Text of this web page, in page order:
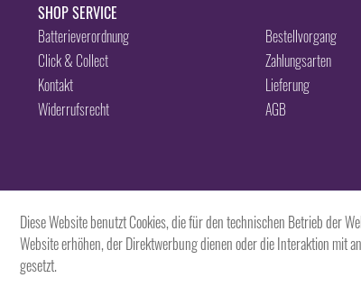
SHOP SERVICE
Batterieverordnung
Bestellvorgang
Click & Collect
Zahlungsarten
Kontakt
Lieferung
Widerrufsrecht
AGB
Diese Website benutzt Cookies, die für den technischen Betrieb der
Website erhöhen, der Direktwerbung dienen oder die Interaktion mit
gesetzt.